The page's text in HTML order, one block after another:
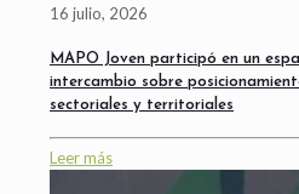
16 julio, 2026
MAPO Joven participó en un
intercambio sobre
sectoriales y territoriales
Leer más